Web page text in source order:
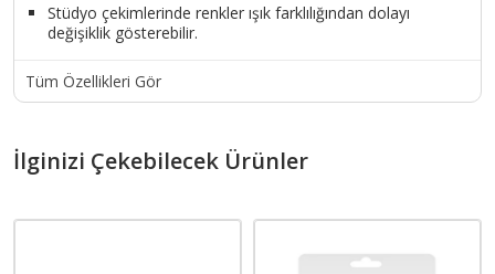
Stüdyo çekimlerinde renkler ışık farklılığından dolayı
değişiklik gösterebilir.
Tüm Özellikleri Gör
İlginizi Çekebilecek Ürünler